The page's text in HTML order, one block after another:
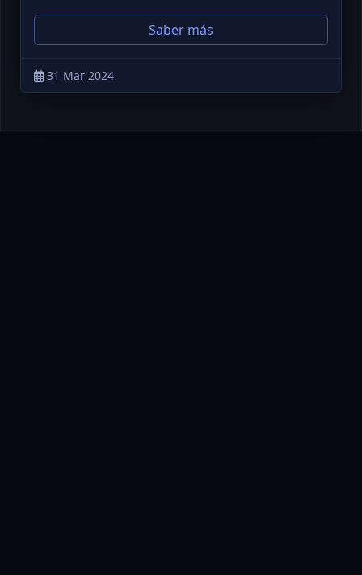
Saber más
31 Mar 2024